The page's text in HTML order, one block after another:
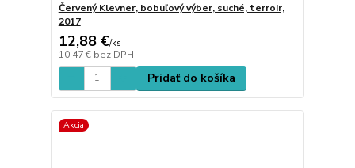
Červený Klevner, bobuľový výber, suché, terroir,
2017
12,88 €/ks
10,47 € bez DPH
Pridať do košíka
Akcia